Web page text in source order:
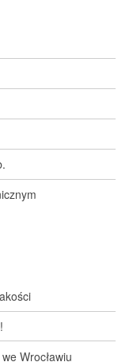
Wrocławiu